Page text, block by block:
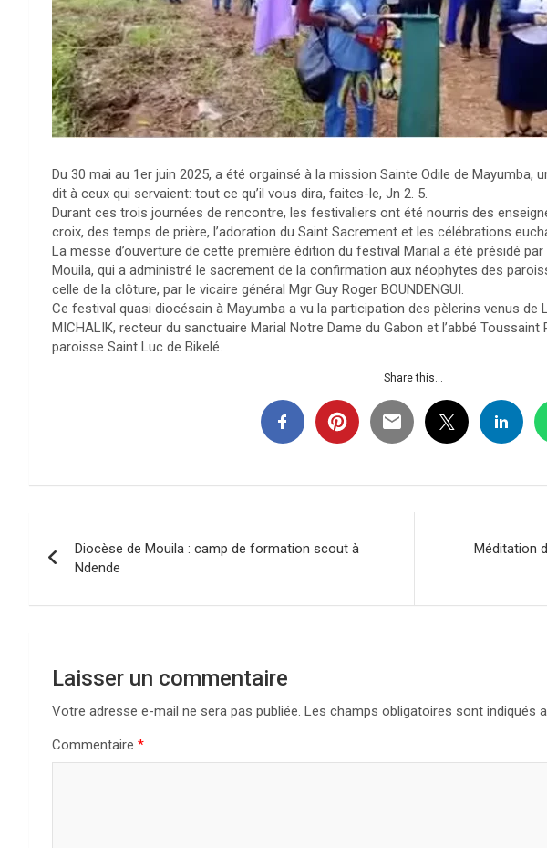
Du 30 mai au 1er juin 2025, a été orgainsé à la mission Sainte Odile de Mayumba,
dit à ceux qui servaient: tout ce qu’il vous dira, faites-le, Jn 2. 5.
Durant ces trois journées de rencontre, les festivaliers ont été nourris des
croix, des temps de prière, l’adoration du Saint Sacrement et les célébrations
La messe d’ouverture de cette première édition du festival Marial a été présidé par
Mouila, qui a administré le sacrement de la confirmation aux néophytes des
celle de la clôture, par le vicaire général Mgr Guy Roger BOUNDENGUI.
Ce festival quasi diocésain à Mayumba a vu la participation des pèlerins venus de
MICHALIK, recteur du sanctuaire Marial Notre Dame du Gabon et l’abbé Toussaint
paroisse Saint Luc de Bikelé.
Share this...
de
l’article
Diocèse de Mouila : camp de formation scout à
Ndende
Méditation
Laisser un commentaire
Votre adresse e-mail ne sera pas publiée. Les champs obligatoires sont indiqués
Commentaire *